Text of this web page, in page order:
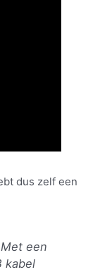
dus zelf een
een
kabel